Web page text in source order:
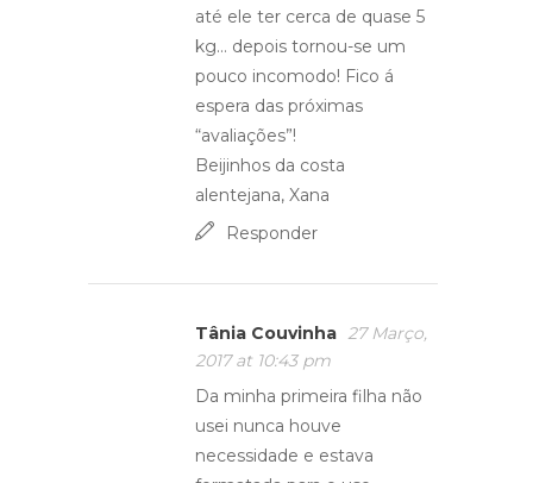
até ele ter cerca de quase 5
kg… depois tornou-se um
pouco incomodo! Fico á
espera das próximas
“avaliações”!
Beijinhos da costa
alentejana, Xana
Responder
Tânia Couvinha 27 Março,
2017 at 10:43 pm
Da minha primeira filha não
usei nunca houve
necessidade e estava